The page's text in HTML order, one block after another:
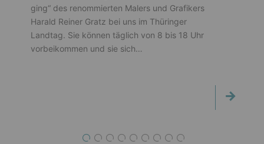
ging“ des renommierten Malers und Grafikers
Harald Reiner Gratz bei uns im Thüringer
Landtag. Sie können täglich von 8 bis 18 Uhr
vorbeikommen und sie sich…
1 2 3 4 5 6 7 8